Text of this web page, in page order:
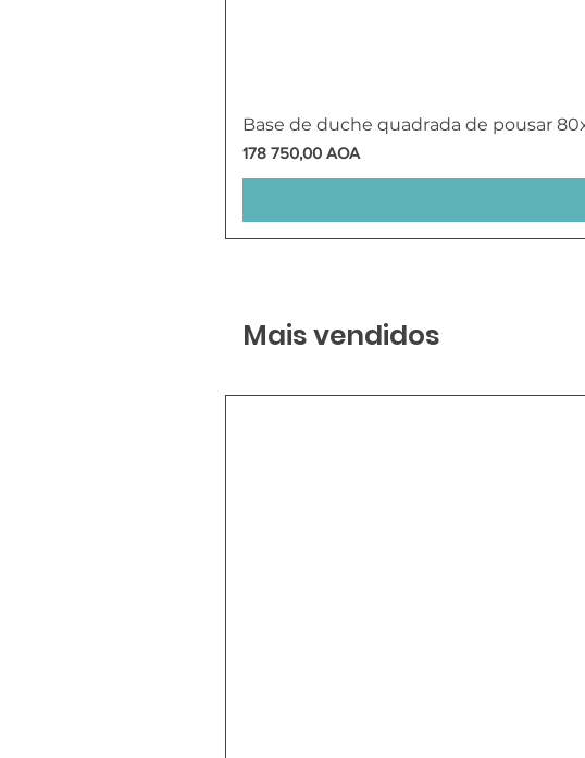
Base de duche quadrada de pousar
Preço
178 750,00 AOA
Mais vendidos